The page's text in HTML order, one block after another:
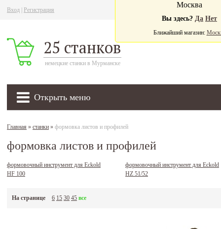
Вход Регистрация
25 станков
немецкие станки в Мурманске
Открыть меню
Москва
Вы здесь? Да Нет
Ближайший магазин:
Главная » станки » формовка листов и профилей
формовка листов и профилей
формовочный инструмент для Eckold
HF 100
формовочный инструмент для Eckold
HZ 51/52
На странице 6 15 30 45 все